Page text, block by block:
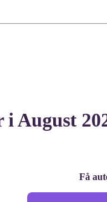
August
Få